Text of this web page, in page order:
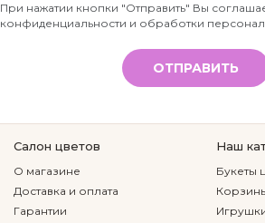
Телефон
*
При нажатии кнопки "Отправить" Вы
конфиденциальности и обработки
ОТПРАВИТЬ
Салон цветов
О магазине
Доставка и оплата
Гарантии
Наш
Букеты